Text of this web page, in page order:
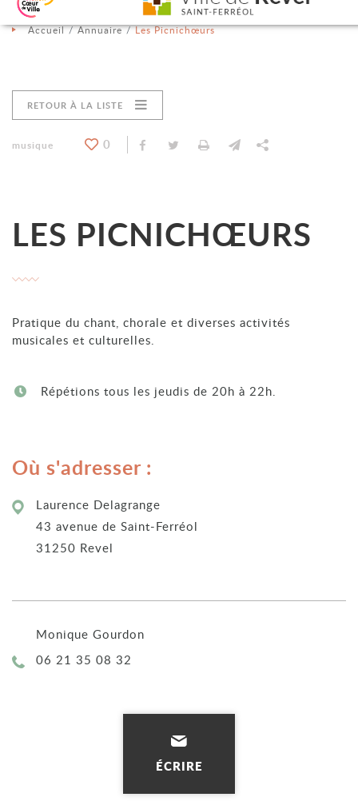
Aller au contenu
Aller au menu
Aller à la recherche
Changer le contraste
Accueil Annuaire Les Picnichœurs
RETOUR À LA LISTE
Catégorie : "
musique 0 Partager sur Facebook
Partager sur Twitter
ImprimerEnvoyer par e-mail
LES PICNICHŒURS
Pratique du chant, chorale et diverses activités
musicales et culturelles.
Répétions tous les jeudis de 20h à 22h.
Où s'adresser :
Laurence Delagrange
43 avenue de Saint-Ferréol
31250 Revel
Monique Gourdon
Téléphone :
06 21 35 08 32
ÉCRIRE